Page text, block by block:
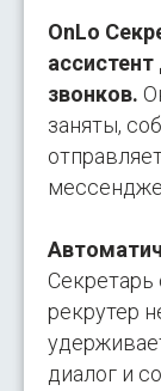
OnLo
звонков.
заняты,
Секретарь
рекрутер
диалог и